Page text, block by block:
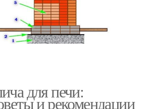
для печи:
и рекомендации